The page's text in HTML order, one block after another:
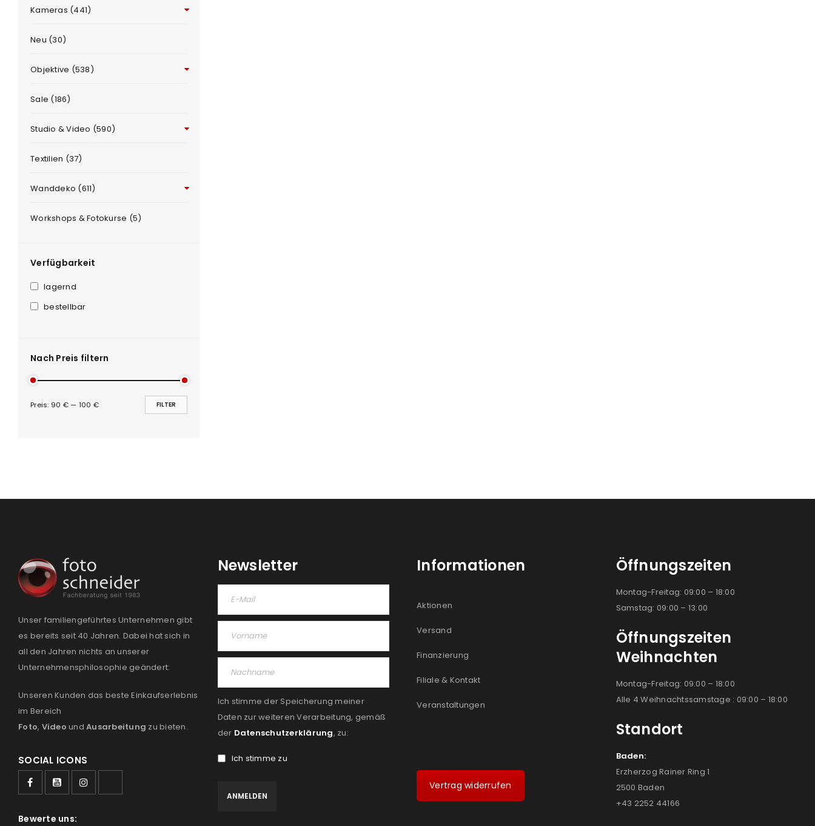
Passwort
Kameras (441)
Neu (30)
Objektive (538)
Sale (186)
Studio & Video (590)
Textilien (37)
Wanddeko (611)
Workshops & Fotokurse (5)
Verfügbarkeit
lagernd
bestellbar
Nach Preis filtern
FILTER
Preis: 90 €— 100 €
Unser familiengeführtes Unternehmen gibt
es bereits seit 40 Jahren. Dabei hat sich in
all den Jahren nichts an unserer
Unternehmensphilosophie geändert:
Unseren Kunden das beste Einkaufserlebnis
im Bereich
Foto, Video und Ausarbeitung zu bieten.
SOCIAL ICONS
Bewerte uns:
Newsletter
Ich stimme der Speicherung meiner
Daten zur weiteren Verarbeitung, gemäß
der Datenschutzerklärung, zu:
Ich stimme zu
Informationen
Aktionen
Versand
Finanzierung
Filiale & Kontakt
Veranstaltungen
Vertrag widerrufen
Öffnungszeiten
Montag-Freitag: 09:00 – 18:00
Samstag: 09:00 – 13:00
Öffnungszeiten
Weihnachten
Montag-Freitag: 09:00 – 18:00
Alle 4 Weihnachtssamstage : 09:00 – 18:00
Standort
Baden:
Erzherzog Rainer Ring 1
2500 Baden
+43 2252 44166